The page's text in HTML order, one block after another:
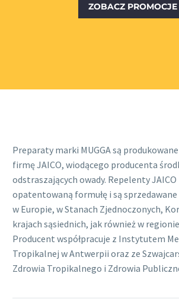
ZOBACZ PROMOCJE
Preparaty marki MUGGA są
firmę JAICO, wiodącego producenta
odstraszających owady. Repelenty
opatentowaną formułę i są sprzedawane
w Europie, w Stanach Zjednoczonych,
krajach sąsiednich, jak również w
Producent współpracuje z Instytutem
Tropikalnej w Antwerpii oraz ze
Zdrowia Tropikalnego i Zdrowia